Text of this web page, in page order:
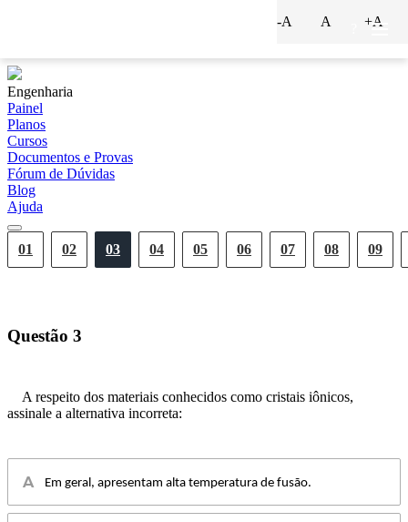
Engenharia
Painel
Planos
Cursos
Documentos e Provas
Fórum de Dúvidas
Blog
Ajuda
01 02 03 04 05 06 07 08 09
-A A +A
Questão 3
A respeito dos materiais conhecidos como cristais iônicos,
assinale a alternativa incorreta:
Em geral, apresentam alta temperatura de fusão.